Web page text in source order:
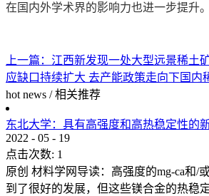
在国内外学术界的影响力也进一步提升。
上一篇： 江西新发现一处大型远景稀土
应缺口持续扩大 去产能政策走向下国内
hot news / 相关推荐
东北大学：具有高强度和高热稳定性的
2022 - 05 - 19
点击次数: 1
原创 材料学网导读：高强度的mg-ca和/
到了很好的发展，但这些镁合金的热稳